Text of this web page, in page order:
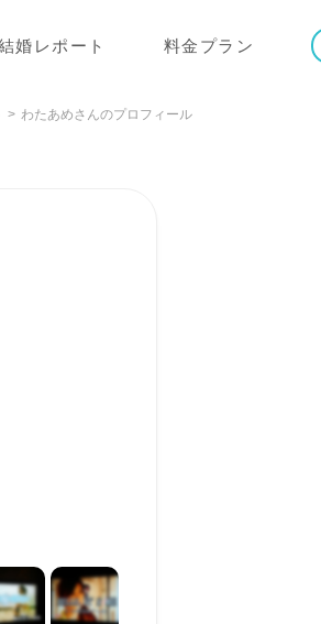
婚レポート 料金プラン
わたあめさんのプロフィール